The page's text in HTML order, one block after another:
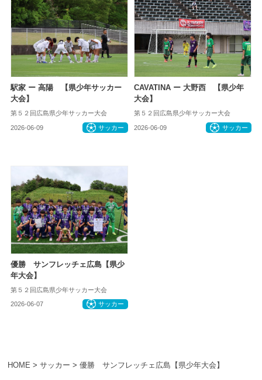
HOME > サッカー > 優勝 サンフレッチェ広島【県少年大会】
駅家 ー 高陽 【県少年サッカー
大会】
第５２回広島県少年サッカー大会
2026-06-09 サッカー
CAVATINA ー 大野西 【県少年
大会】
第５２回広島県少年サッカー大会
2026-06-09 サッカー
優勝 サンフレッチェ広島【県少
年大会】
第５２回広島県少年サッカー大会
2026-06-07 サッカー